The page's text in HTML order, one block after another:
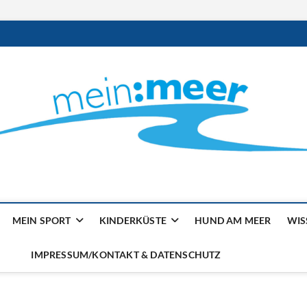
MEIN SPORT KINDERKÜSTE HUND AM MEER
IMPRESSUM/KONTAKT & DATENSCHUTZ